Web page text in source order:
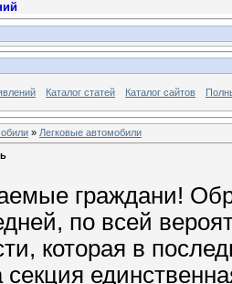
Каталог статей Каталог сайтов
» Легковые автомобили
граждани!
по всей
которая в